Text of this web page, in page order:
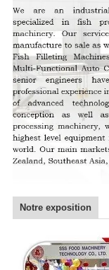
Notre exposition